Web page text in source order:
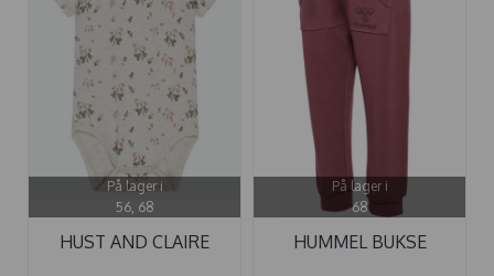
På lager i
56, 68
HUST AND CLAIRE
På lager i
68
HUMMEL BUKSE